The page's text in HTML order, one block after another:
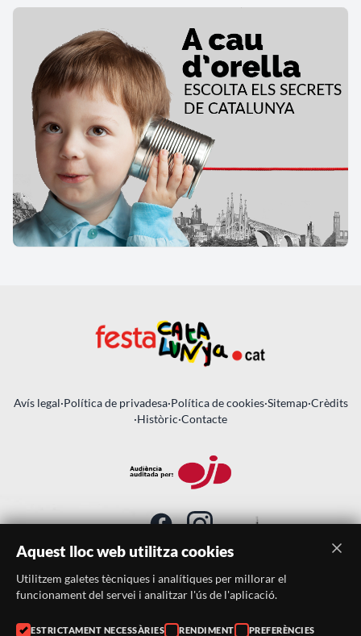
Avís legal·Política de privadesa·Política de cookies·Sitemap·Crèdits
·Històric·Contacte
SUBSCRIU-TE AL BUTLLETÍ
Telèfon: 938046359
Aquest lloc web utilitza cookies
Utilitzem galetes tècniques i analítiques per millorar el
funcionament del servei i analitzar l'ús de l'aplicació.
ESTRICTAMENT NECESSÀRIES RENDIMENT PREFERÈNCIES